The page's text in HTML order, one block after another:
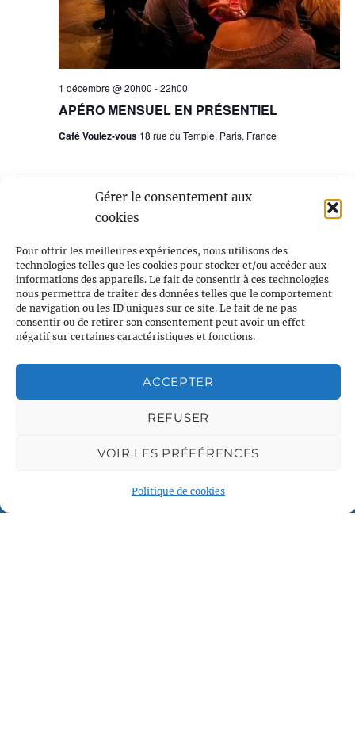
Gérer le consentement aux
cookies
Pour offrir les meilleures expériences, nous utilisons des
technologies telles que les cookies pour stocker et/ou accéder aux
informations des appareils. Le fait de consentir à ces technologies
nous permettra de traiter des données telles que le comportement
de navigation ou les ID uniques sur ce site. Le fait de ne pas
consentir ou de retirer son consentement peut avoir un effet
négatif sur certaines caractéristiques et fonctions.
ACCEPTER
REFUSER
VOIR LES PRÉFÉRENCES
Politique de cookies
APÉRO MENSUEL EN PRÉSENTIEL
1 décembre @ 20h00 -22h00
Café Voulez-vous 18 rue du Temple, Paris, France
Aujourd’hui ÉVÈNEMENTS
SUIVANTS
S’ABONNER AU CALENDRIER
Centre LGBTQI+, 63 rue Beaubourg 75003 Paris